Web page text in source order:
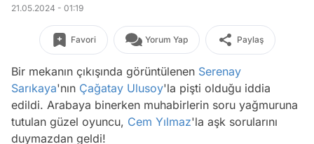
21.05.2024 - 01:19
Favori Yorum Yap Paylaş
Bir mekanın çıkışında görüntülenen Serenay
Sarıkaya'nın Çağatay Ulusoy'la pişti olduğu iddia
edildi. Arabaya binerken muhabirlerin soru yağmuruna
tutulan güzel oyuncu, Cem Yılmaz'la aşk sorularını
duymazdan geldi!